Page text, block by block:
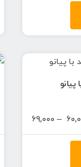
۶۹,۰۰۰ تومان
– ۶۹,۰۰۰
قیمت: